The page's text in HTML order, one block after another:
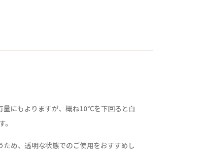
量にもよりますが、概ね10℃を下回ると白
め、透明な状態でのご使用をおすすめし